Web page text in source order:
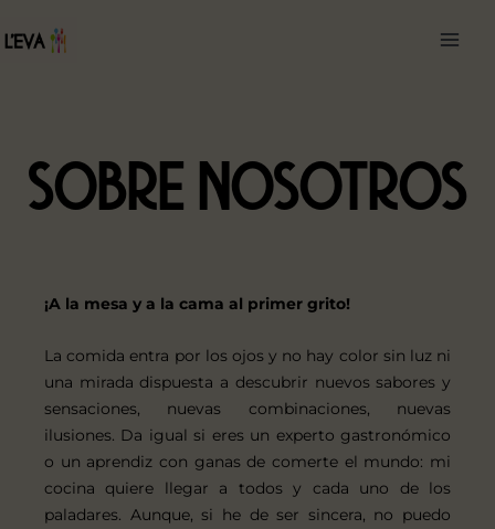
al
SOBRE NOSOTROS
¡A la mesa y a la cama al primer grito!
La comida entra por los ojos y no hay color sin luz ni
una mirada dispuesta a descubrir nuevos sabores y
sensaciones, nuevas combinaciones, nuevas
ilusiones. Da igual si eres un experto gastronómico
o un aprendiz con ganas de comerte el mundo: mi
cocina quiere llegar a todos y cada uno de los
paladares. Aunque, si he de ser sincera, no puedo